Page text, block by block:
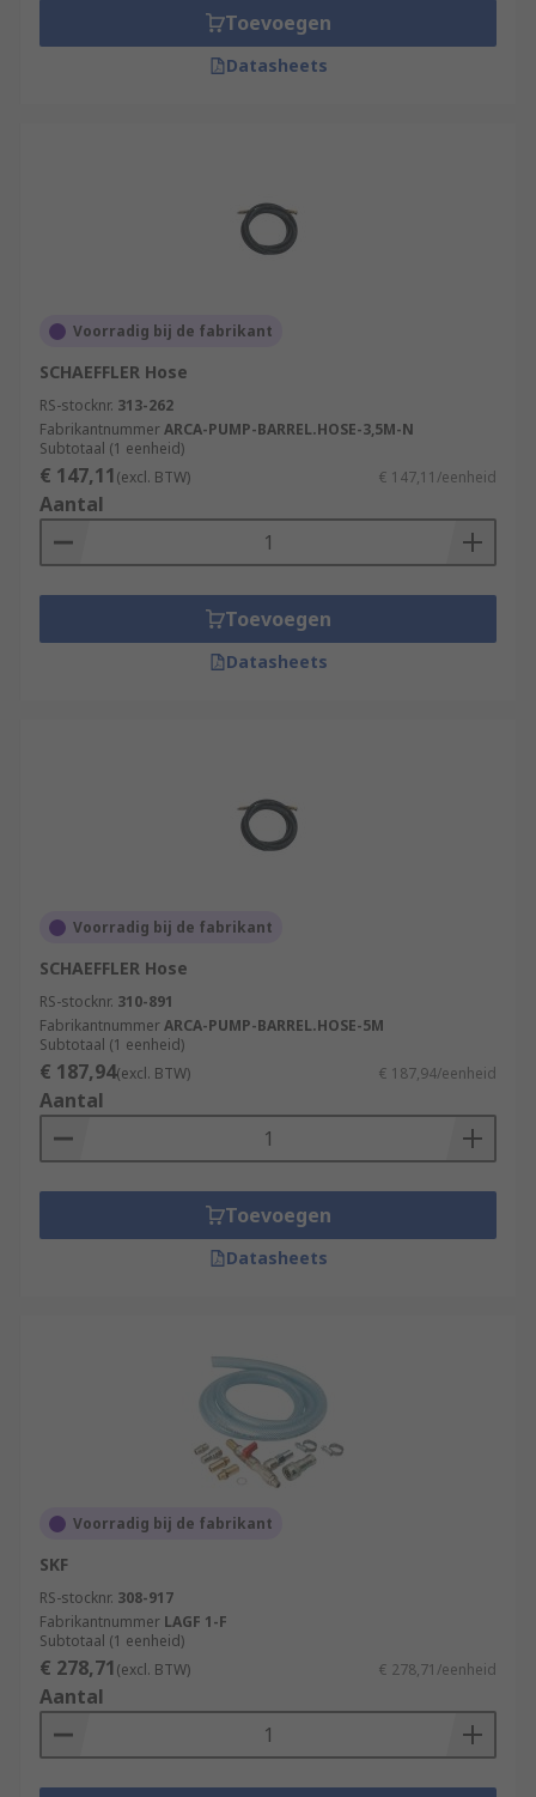
Toevoegen
Datasheets
Voorradig bij de fabrikant
SCHAEFFLER Hose
RS-stocknr. 313-262
FabrikantnummerARCA-PUMP-BARREL.HOSE-3,5M-N
Subtotaal (1 eenheid)
€ 147,11(excl. BTW) € 147,11/eenheid
Aantal
Toevoegen
Datasheets
Voorradig bij de fabrikant
SCHAEFFLER Hose
RS-stocknr. 310-891
FabrikantnummerARCA-PUMP-BARREL.HOSE-5M
Subtotaal (1 eenheid)
€ 187,94(excl. BTW) € 187,94/eenheid
Aantal
Toevoegen
Datasheets
Voorradig bij de fabrikant
SKF
RS-stocknr. 308-917
Fabrikantnummer LAGF 1-F
Subtotaal (1 eenheid)
€ 278,71(excl. BTW) € 278,71/eenheid
Aantal